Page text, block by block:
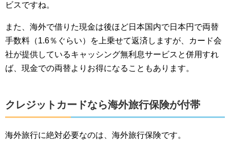
ビスですね。
また、海外で借りた現金は後ほど日本国内で日本円で両替
手数料（1.6％ぐらい）を上乗せて返済しますが、カード会
社が提供しているキャッシング無利息サービスと併用すれ
ば、現金での両替よりお得になることもあります。
クレジットカードなら海外旅行保険が付帯
海外旅行に絶対必要なのは、海外旅行保険です。